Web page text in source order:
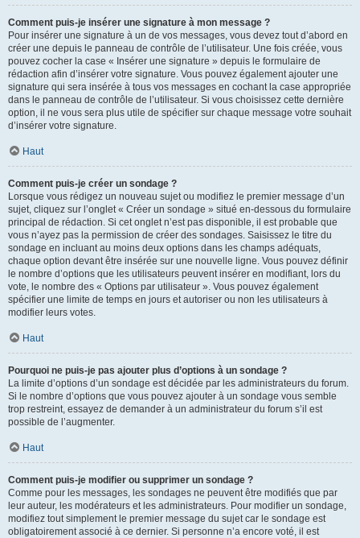
Comment puis-je insérer une signature à mon message ?
Pour insérer une signature à un de vos messages, vous devez tout d’abord en
créer une depuis le panneau de contrôle de l’utilisateur. Une fois créée, vous
pouvez cocher la case « Insérer une signature » depuis le formulaire de
rédaction afin d’insérer votre signature. Vous pouvez également ajouter une
signature qui sera insérée à tous vos messages en cochant la case appropriée
dans le panneau de contrôle de l’utilisateur. Si vous choisissez cette dernière
option, il ne vous sera plus utile de spécifier sur chaque message votre souhait
d’insérer votre signature.
Haut
Comment puis-je créer un sondage ?
Lorsque vous rédigez un nouveau sujet ou modifiez le premier message d’un
sujet, cliquez sur l’onglet « Créer un sondage » situé en-dessous du formulaire
principal de rédaction. Si cet onglet n’est pas disponible, il est probable que
vous n’ayez pas la permission de créer des sondages. Saisissez le titre du
sondage en incluant au moins deux options dans les champs adéquats,
chaque option devant être insérée sur une nouvelle ligne. Vous pouvez définir
le nombre d’options que les utilisateurs peuvent insérer en modifiant, lors du
vote, le nombre des « Options par utilisateur ». Vous pouvez également
spécifier une limite de temps en jours et autoriser ou non les utilisateurs à
modifier leurs votes.
Haut
Pourquoi ne puis-je pas ajouter plus d’options à un sondage ?
La limite d’options d’un sondage est décidée par les administrateurs du forum.
Si le nombre d’options que vous pouvez ajouter à un sondage vous semble
trop restreint, essayez de demander à un administrateur du forum s’il est
possible de l’augmenter.
Haut
Comment puis-je modifier ou supprimer un sondage ?
Comme pour les messages, les sondages ne peuvent être modifiés que par
leur auteur, les modérateurs et les administrateurs. Pour modifier un sondage,
modifiez tout simplement le premier message du sujet car le sondage est
obligatoirement associé à ce dernier. Si personne n’a encore voté, il est